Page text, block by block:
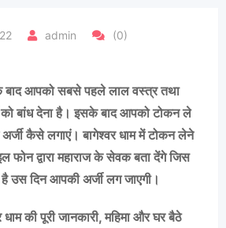
admin
(0)
बाद आपको सबसे पहले लाल वस्त्र तथा
को बांध देना है। इसके बाद आपको टोकन ले
अर्जी कैसे लगाएं। बागेश्वर धाम में टोकन लेने
फोन द्वारा महाराज के सेवक बता देंगे जिस
उस दिन आपकी अर्जी लग जाएगी।
की पूरी जानकारी, महिमा और घर बैठे